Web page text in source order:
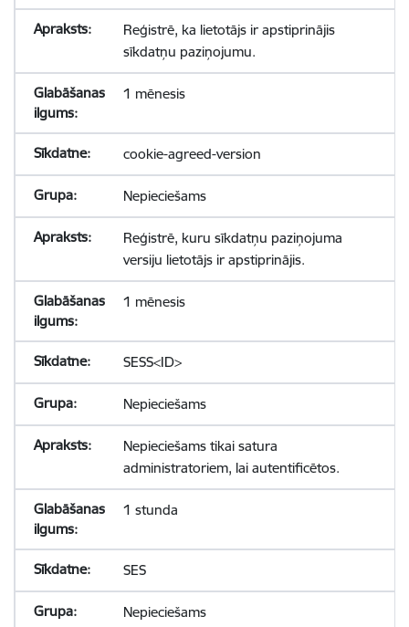
Reģistrē, ka lietotājs ir apstiprinājis
sīkdatņu paziņojumu.
1 mēnesis
cookie-agreed-version
Nepieciešams
Reģistrē, kuru sīkdatņu paziņojuma
versiju lietotājs ir apstiprinājis.
1 mēnesis
SESS<ID>
Nepieciešams
Nepieciešams tikai satura
administratoriem, lai autentificētos.
1 stunda
SES
Nepieciešams